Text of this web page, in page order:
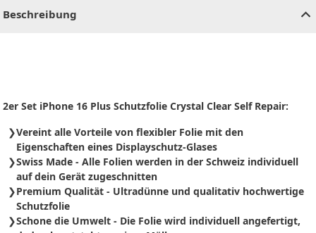
Beschreibung
2er Set iPhone 16 Plus Schutzfolie Crystal Clear Self Repair:
Vereint alle Vorteile von flexibler Folie mit den
Eigenschaften eines Displayschutz-Glases
Swiss Made - Alle Folien werden in der Schweiz individuell
auf dein Gerät zugeschnitten
Premium Qualität - Ultradünne und qualitativ hochwertige
Schutzfolie
Schone die Umwelt - Die Folie wird individuell angefertigt,